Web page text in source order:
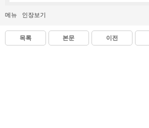
메뉴 인장보기
목록 본문 이전